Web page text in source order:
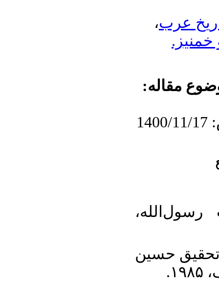
عرب،
خمنیز.
مقاله:
تحقیق حسین